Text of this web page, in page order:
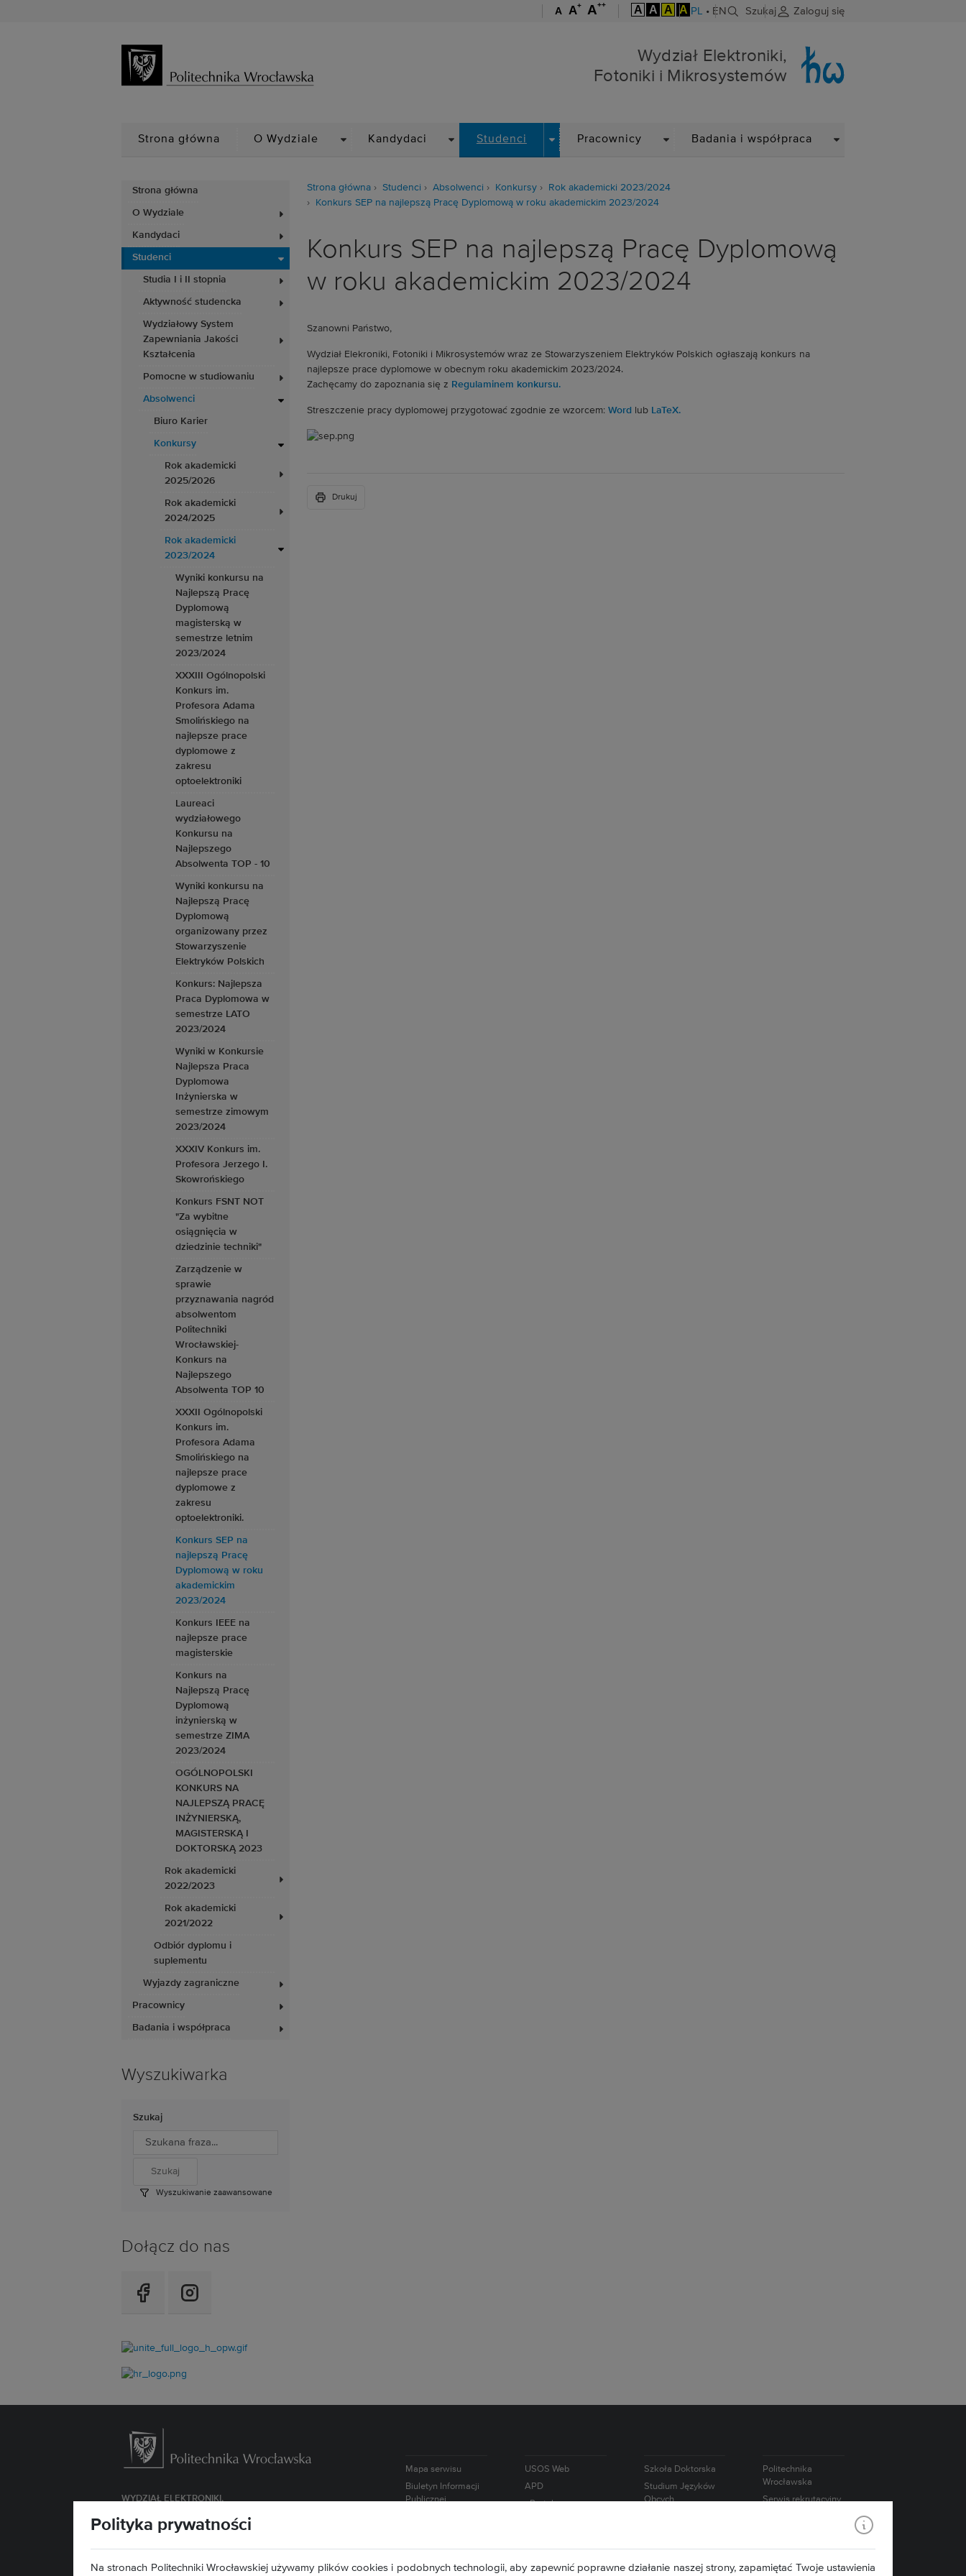
A A+ A++ A A A A PL • EN Szukaj Zaloguj się
Wydział Elektroniki, Fotoniki i Mikrosystemów
Wydział Elektroniki,
Fotoniki i Mikrosystemów
Strona główna O Wydziale Kandydaci Studenci
DROPDOWN
Pracownicy Badania i współpraca
Strona główna
O Wydziale
Kandydaci
Studenci
Studia I i II stopnia
Aktywność studencka
Wydziałowy System
Zapewniania Jakości
Kształcenia
Pomocne w studiowaniu
Absolwenci
Biuro Karier
Konkursy
Rok akademicki
2025/2026
Rok akademicki
2024/2025
Rok akademicki
2023/2024
Wyniki konkursu na
Najlepszą Pracę
Dyplomową
magisterską w
semestrze letnim
2023/2024
XXXIII Ogólnopolski
Konkurs im.
Profesora Adama
Smolińskiego na
najlepsze prace
dyplomowe z
zakresu
optoelektroniki
Laureaci
wydziałowego
Konkursu na
Najlepszego
Absolwenta TOP - 10
Wyniki konkursu na
Najlepszą Pracę
Dyplomową
organizowany przez
Stowarzyszenie
Elektryków Polskich
Konkurs: Najlepsza
Praca Dyplomowa w
semestrze LATO
2023/2024
Wyniki w Konkursie
Najlepsza Praca
Dyplomowa
Inżynierska w
semestrze zimowym
2023/2024
XXXIV Konkurs im.
Profesora Jerzego I.
Skowrońskiego
Konkurs FSNT NOT
"Za wybitne
osiągnięcia w
dziedzinie techniki"
Zarządzenie w
sprawie
przyznawania nagród
absolwentom
Politechniki
Wrocławskiej-
Konkurs na
Najlepszego
Absolwenta TOP 10
XXXII Ogólnopolski
Konkurs im.
Profesora Adama
Smolińskiego na
najlepsze prace
dyplomowe z
zakresu
optoelektroniki.
Konkurs SEP na
najlepszą Pracę
Dyplomową w roku
akademickim
2023/2024
Konkurs IEEE na
najlepsze prace
magisterskie
Konkurs na
Najlepszą Pracę
Dyplomową
inżynierską w
semestrze ZIMA
2023/2024
OGÓLNOPOLSKI
KONKURS NA
NAJLEPSZĄ PRACĘ
INŻYNIERSKĄ,
MAGISTERSKĄ I
DOKTORSKĄ 2023
Rok akademicki
2022/2023
Rok akademicki
2021/2022
Odbiór dyplomu i
suplementu
Wyjazdy zagraniczne
Pracownicy
Badania i współpraca
Wyszukiwarka
Szukaj
Wyszukiwanie zaawansowane
Dołącz do nas
Strona główna Studenci Absolwenci Konkursy
Rok akademicki 2023/2024
Konkurs SEP na najlepszą Pracę Dyplomową w roku akademickim 2023/2024
Konkurs SEP na najlepszą Pracę Dyplomową
w roku akademickim 2023/2024
Szanowni Państwo,
Wydział Elekroniki, Fotoniki i Mikrosystemów wraz ze Stowarzyszeniem Elektryków Polskich ogłaszają konkurs na
najlepsze prace dyplomowe w obecnym roku akademickim 2023/2024.
Zachęcamy do zapoznania się z Regulaminem konkursu.
Streszczenie pracy dyplomowej przygotować zgodnie ze wzorcem: Word lub LaTeX.
Drukuj
WYDZIAŁ ELEKTRONIKI,
ul. Janiszewskiego 11/17
Deklaracja dostępności »
Mapa serwisu
Biuletyn Informacji
Publicznej
USOS Web
APD
ePortal
Szkoła Doktorska
Studium Języków
Obcych
Politechnika
Wrocławska
Serwis rekrutacyjny
Współpraca z
Polityka prywatności
Na stronach Politechniki Wrocławskiej używamy plików cookies i podobnych technologii, aby zapewnić poprawne działanie naszej strony, zapamiętać Twoje ustawienia